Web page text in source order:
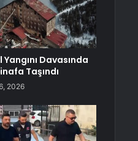
Davasında
Taşındı
2026